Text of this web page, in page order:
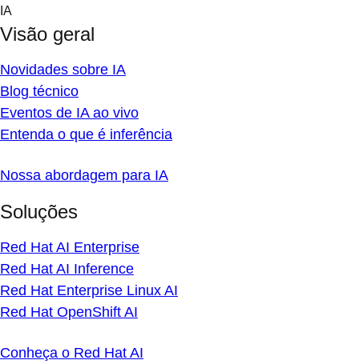
Skip
content
IA
Visão geral
Novidades sobre IA
Blog técnico
Eventos de IA ao vivo
Entenda o que é inferência
Nossa abordagem para IA
Soluções
Red Hat AI Enterprise
Red Hat AI Inference
Red Hat Enterprise Linux AI
Red Hat OpenShift AI
Conheça o Red Hat AI